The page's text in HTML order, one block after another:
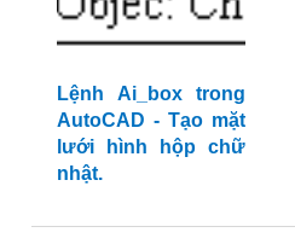
Lệnh Ai_box trong
AutoCAD - Tạo mặt
lưới hình hộp chữ
nhật.